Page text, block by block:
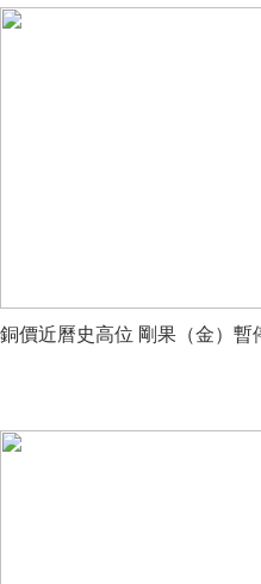
銅價近曆史高位 剛果（金）暫